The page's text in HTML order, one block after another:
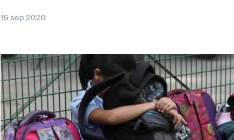
15 sep 2020